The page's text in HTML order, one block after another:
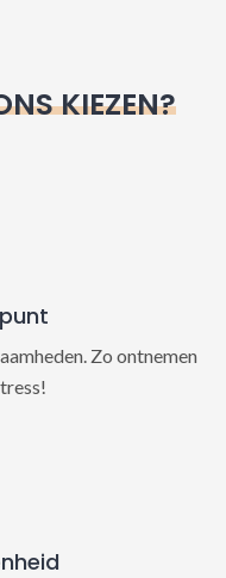
KIEZEN?
Zo ontnemen